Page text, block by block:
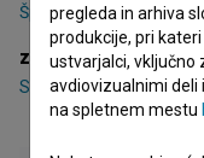
Špela Kuclar
zasedba
Stane Granda,Ivan
pregleda in arhiva
produkcije, pri
ustvarjalci, vključno
avdiovizualnimi deli
na spletnem mestu